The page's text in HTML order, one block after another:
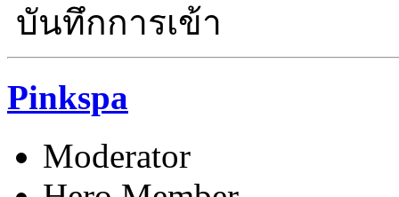
บันทึกการเข้า
Pinkspa
Moderator